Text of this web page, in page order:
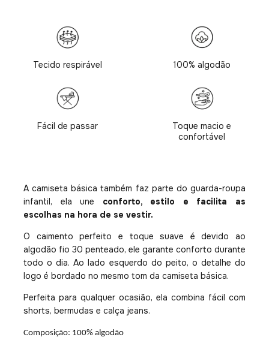
Tecido respirável 100% algodão
Fácil de passar
Toque macio e
confortável
A camiseta básica também faz parte do guarda-roupa
infantil, ela une conforto, estilo e facilita as
escolhas na hora de se vestir.
O caimento perfeito e toque suave é devido ao
algodão fio 30 penteado, ele garante conforto durante
todo o dia. Ao lado esquerdo do peito, o detalhe do
logo é bordado no mesmo tom da camiseta básica.
Perfeita para qualquer ocasião, ela combina fácil com
shorts, bermudas e calça jeans.
Composição: 100% algodão